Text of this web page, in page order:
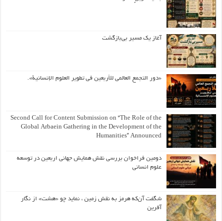
آغاز یک مسیر بی‌بازگشت
«دور التجمع العالمي للأربعين في تطوير العلوم الإنسانية».
Second Call for Content Submission on “The Role of the
Global Arbaein Gathering in the Development of the
Humanities” Announced
دومین فراخوان بررسی نقش همایش جهانی اربعین در توسعه
علوم انسانی
شگفت آن‌که هرمز به نقش زمین ، نماید چو «هشت» از نگار
آفرین